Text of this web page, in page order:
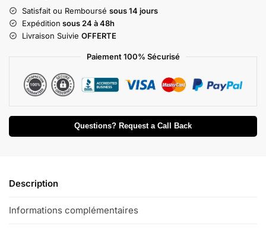
Satisfait ou Remboursé sous 14 jours
Expédition sous 24 à 48h
Livraison Suivie OFFERTE
Paiement 100% Sécurisé
Questions? Request a Call Back
Description
Informations complémentaires